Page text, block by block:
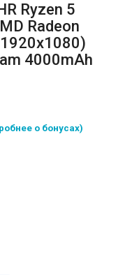
Ryzen 5
Radeon
4000mAh
о бонусах)